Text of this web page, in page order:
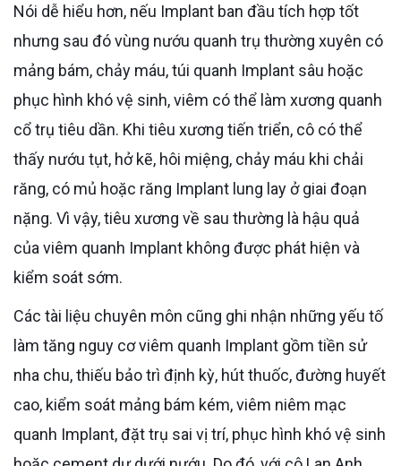
Nói dễ hiểu hơn, nếu Implant ban đầu tích hợp tốt
nhưng sau đó vùng nướu quanh trụ thường xuyên có
mảng bám, chảy máu, túi quanh Implant sâu hoặc
phục hình khó vệ sinh, viêm có thể làm xương quanh
cổ trụ tiêu dần. Khi tiêu xương tiến triển, cô có thể
thấy nướu tụt, hở kẽ, hôi miệng, chảy máu khi chải
răng, có mủ hoặc răng Implant lung lay ở giai đoạn
nặng. Vì vậy, tiêu xương về sau thường là hậu quả
của viêm quanh Implant không được phát hiện và
kiểm soát sớm.
Các tài liệu chuyên môn cũng ghi nhận những yếu tố
làm tăng nguy cơ viêm quanh Implant gồm tiền sử
nha chu, thiếu bảo trì định kỳ, hút thuốc, đường huyết
cao, kiểm soát mảng bám kém, viêm niêm mạc
quanh Implant, đặt trụ sai vị trí, phục hình khó vệ sinh